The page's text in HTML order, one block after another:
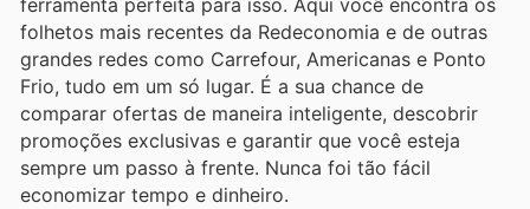
ferramenta perfeita para isso. Aqui você encontra os
folhetos mais recentes da Redeconomia e de outras
grandes redes como Carrefour, Americanas e Ponto
Frio, tudo em um só lugar. É a sua chance de
comparar ofertas de maneira inteligente, descobrir
promoções exclusivas e garantir que você esteja
sempre um passo à frente. Nunca foi tão fácil
economizar tempo e dinheiro.